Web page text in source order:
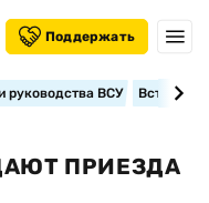
Поддержать
руководства ВСУ
ПРИЕЗДА